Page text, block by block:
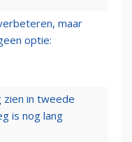
maar
optie:
zien in tweede
is nog lang